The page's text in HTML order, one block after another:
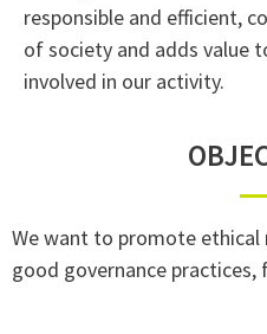
responsible and efficient,
of society and adds value
involved in our activity.
We want to promote ethical
good governance